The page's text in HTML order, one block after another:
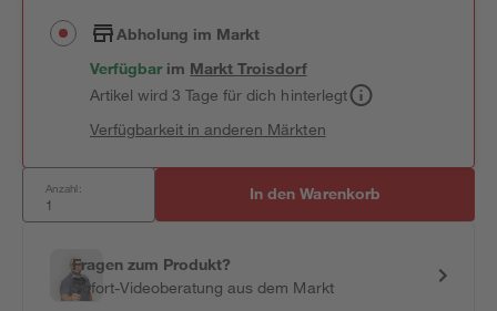
Abholung im Markt
Verfügbar im MarktTroisdorf
Artikel wird 3 Tage für dich hinterlegt
Verfügbarkeit in anderen Märkten
Anzahl: In den Warenkorb
Fragen zum Produkt?
Sofort-Videoberatung aus dem Markt